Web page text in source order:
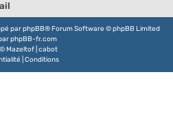
parphpBB® Forum Software © phpBB Limited
phpBB-fr.com
Mazeltof cabot
Conditions